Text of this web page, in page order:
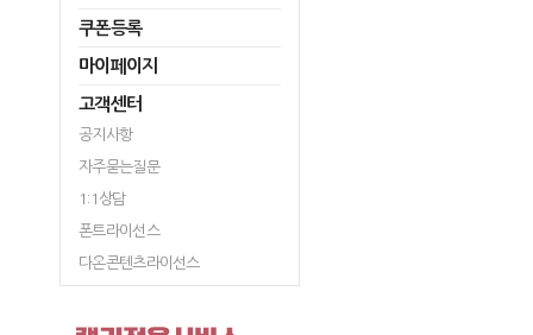
쿠폰등록
마이페이지
고객센터
공지사항
자주묻는질문
1:1상담
폰트라이선스
다온콘텐츠라이선스